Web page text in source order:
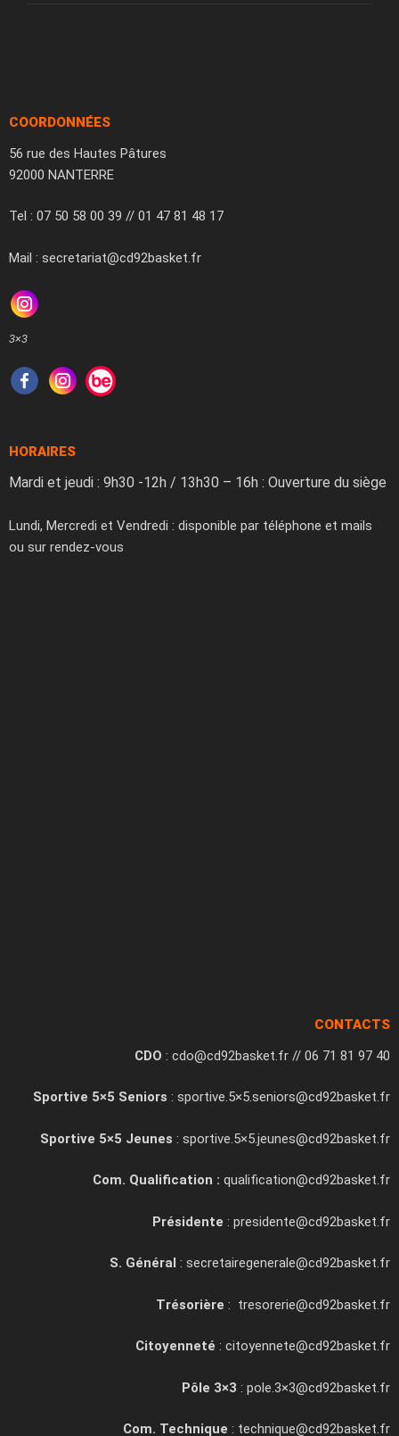
COORDONNÉES
56 rue des Hautes Pâtures
92000 NANTERRE
Tel : 07 50 58 00 39 // 01 47 81 48 17
Mail : secretariat@cd92basket.fr
3×3
HORAIRES
Mardi et jeudi : 9h30 -12h / 13h30 – 16h : Ouverture du siège
Lundi, Mercredi et Vendredi : disponible par téléphone et mails
ou sur rendez-vous
CONTACTS
CDO : cdo@cd92basket.fr // 06 71 81 97 40
Sportive 5×5 Seniors : sportive.5×5.seniors@cd92basket.fr
Sportive 5×5 Jeunes : sportive.5×5.jeunes@cd92basket.fr
Com. Qualification : qualification@cd92basket.fr
Présidente : presidente@cd92basket.fr
S. Général : secretairegenerale@cd92basket.fr
Trésorière : tresorerie@cd92basket.fr
Citoyenneté : citoyennete@cd92basket.fr
Pôle 3×3 : pole.3×3@cd92basket.fr
Com. Technique : technique@cd92basket.fr